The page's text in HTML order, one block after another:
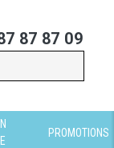
87 87 09
PROMOTIONS